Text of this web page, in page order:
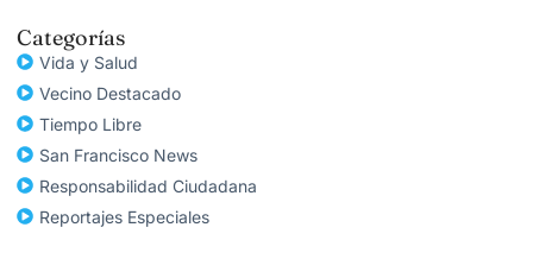
Categorías
Vida y Salud
Vecino Destacado
Tiempo Libre
San Francisco News
Responsabilidad Ciudadana
Reportajes Especiales